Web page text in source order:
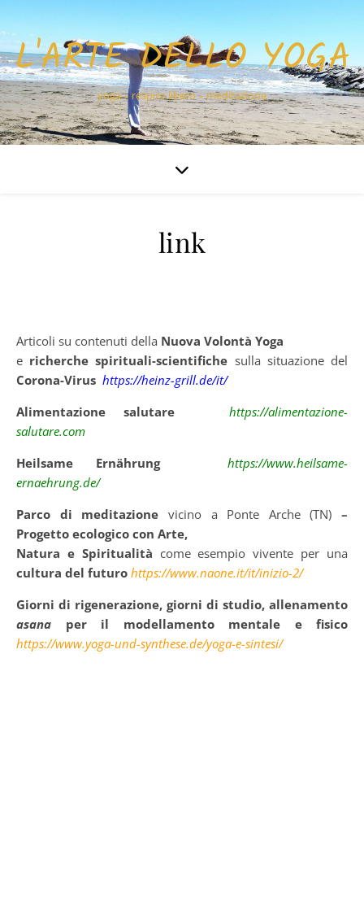
L'ARTE DELLO YOGA
yoga – respiro libero – meditazione
link
Articoli su contenuti della Nuova Volontà Yoga
e richerche spirituali-scientifiche sulla situazione del
Corona-Virus https://heinz-grill.de/it/
Alimentazione salutare
https://alimentazione-
salutare.com
Heilsame Ernährung
https://www.heilsame-
ernaehrung.de/
Parco di meditazione vicino a Ponte Arche (TN) –
Progetto ecologico con Arte,
Natura e Spiritualità come esempio vivente per una
cultura del futuro https://www.naone.it/it/inizio-2/
Giorni di rigenerazione, giorni di studio, allenamento
asana per il modellamento mentale e fisico
https://www.yoga-und-synthese.de/yoga-e-sintesi/